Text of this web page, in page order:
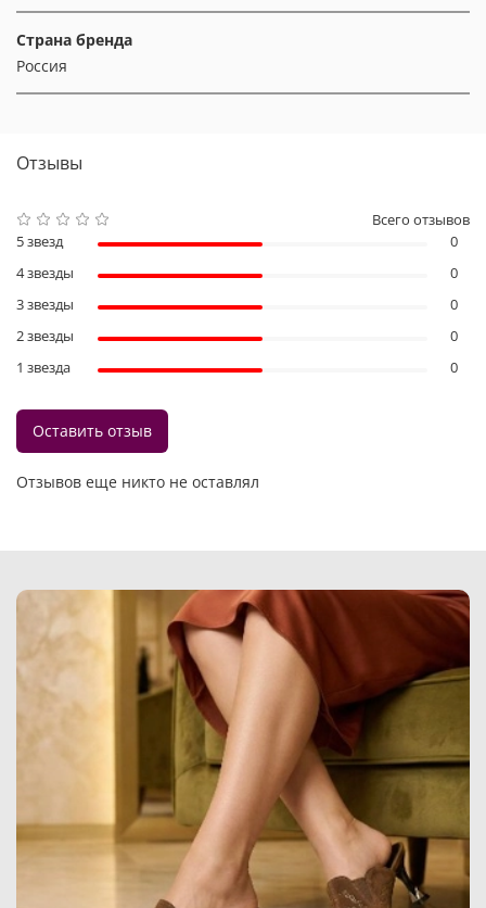
Страна бренда
Россия
Отзывы
Отзывов еще никто не оставлял
Всего отзывов
5 звезд
0
4 звезды
0
3 звезды
0
2 звезды
0
1 звезда
0
Оставить отзыв